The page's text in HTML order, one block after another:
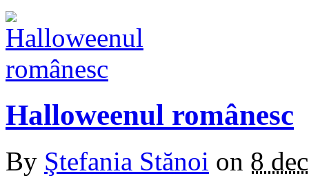
Halloweenul românesc
By Ştefania Stănoi on 8